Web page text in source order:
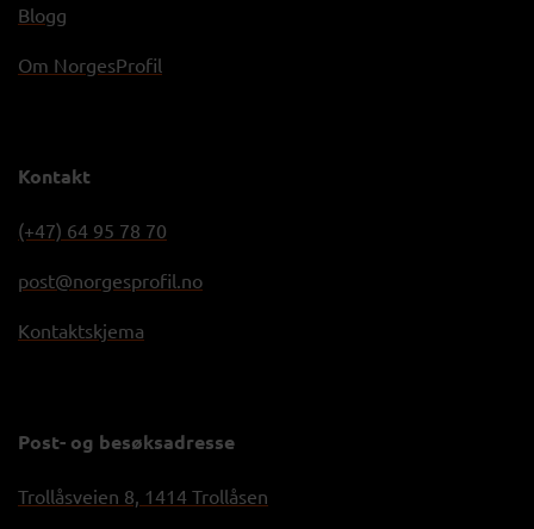
Blogg
Om NorgesProfil
Kontakt
(+47) 64 95 78 70
post@norgesprofil.no
Kontaktskjema
Post- og besøksadresse
Trollåsveien 8, 1414 Trollåsen